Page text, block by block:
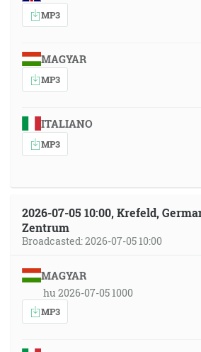
MP3
MAGYAR
MP3
ITALIANO
MP3
2026-07-05 10:00, Krefeld,
Zentrum
Broadcasted: 2026-07-05 10:00
MAGYAR
hu 2026-07-05 1000
MP3